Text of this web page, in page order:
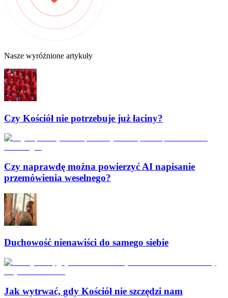
Nasze wyróżnione artykuły
Czy Kościół nie potrzebuje już łaciny?
Czy naprawdę można powierzyć AI napisanie
przemówienia weselnego?
Duchowość nienawiści do samego siebie
Jak wytrwać, gdy Kościół nie szczędzi nam